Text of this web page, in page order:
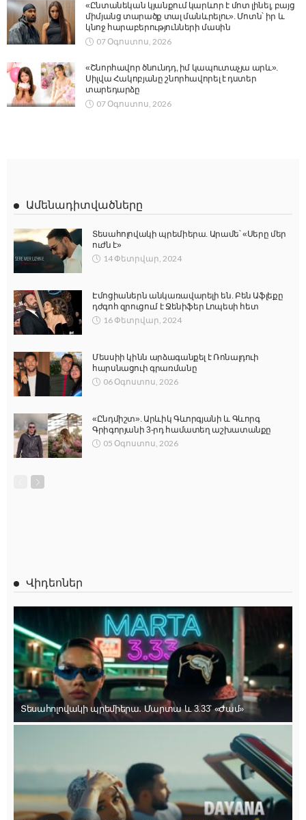
«Ընտանեկան կյանքում կարևոր է մոտ լինել, բայց
միմյանց տարածք տալ մանևրելու». Մոտն՝ իր և
կնոջ հարաբերությունների մասին
07 Օգոստոս, 2026
«Շնորհավոր ծնունդդ, իմ կապուտաչյա արև».
Սիլվա Հակոբյանը շնորհավորել է դստեր
տարեդարձը
07 Օգոստոս, 2026
Ամենադիտվածները
Տեսահոլովակի պրեմիերա. Արամե՝ «Սերը մեր
ուժն է»
14 Փետրվար, 2024
Էմոցիաներն անկառավարելի են. Բեն Աֆլեքը
դժգոհ զրուցում է Ջենիֆեր Լոպեսի հետ
16 Փետրվար, 2024
Մեսսիի կինն արձագանքել է Ռոնալդուի
հարսնացուի գրառմանը
06 Օգոստոս, 2026
«Ընդմիշտ». Արևիկ Գևորգյանի և Գևորգ
Գրիգորյանի 3-րդ համատեղ աշխատանքը
05 Օգոստոս, 2026
Վիդեոներ
Տեսահոլովակի պրեմիերա․ Մարտա և 3.33՝ «Ժամ»